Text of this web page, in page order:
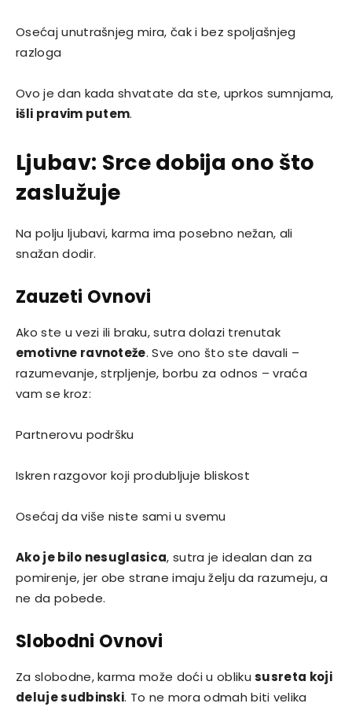
Osećaj unutrašnjeg mira, čak i bez spoljašnjeg
razloga
Ovo je dan kada shvatate da ste, uprkos sumnjama,
išli pravim putem.
Ljubav: Srce dobija ono što
zaslužuje
Na polju ljubavi, karma ima posebno nežan, ali
snažan dodir.
Zauzeti Ovnovi
Ako ste u vezi ili braku, sutra dolazi trenutak
emotivne ravnoteže. Sve ono što ste davali –
razumevanje, strpljenje, borbu za odnos – vraća
vam se kroz:
Partnerovu podršku
Iskren razgovor koji produbljuje bliskost
Osećaj da više niste sami u svemu
Ako je bilo nesuglasica, sutra je idealan dan za
pomirenje, jer obe strane imaju želju da razumeju, a
ne da pobede.
Slobodni Ovnovi
Za slobodne, karma može doći u oblikususreta koji
deluje sudbinski. To ne mora odmah biti velika